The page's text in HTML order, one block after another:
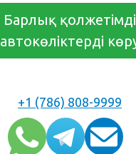
Барлық қолжетімді
автокөліктерді
+1 (786) 808-9999